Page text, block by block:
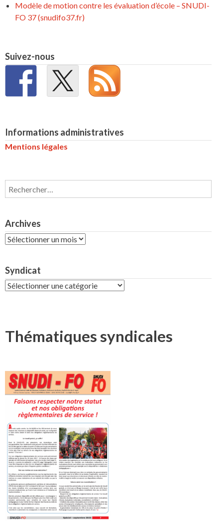
Modèle de motion contre les évaluation d’école – SNUDI-
FO 37 (snudifo37.fr)
Suivez-nous
Informations administratives
Mentions légales
Rechercher :
Archives
Archives
Syndicat
Syndicat
Thématiques syndicales